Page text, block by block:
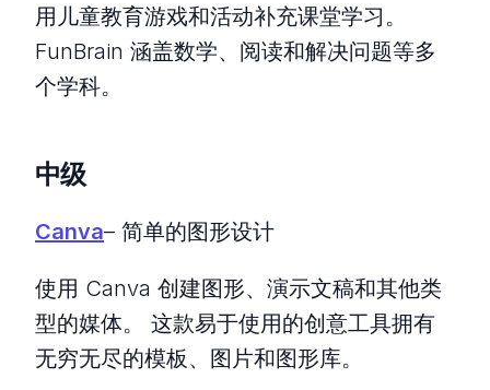
用儿童教育游戏和活动补充课堂学习。
FunBrain 涵盖数学、阅读和解决问题等多
个学科。
中级
Canva– 简单的图形设计
使用 Canva 创建图形、演示文稿和其他类
型的媒体。 这款易于使用的创意工具拥有
无穷无尽的模板、图片和图形库。